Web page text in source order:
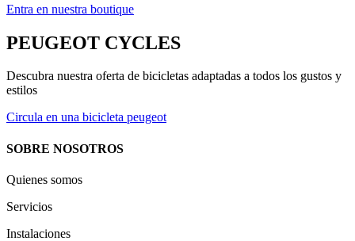
31
Entra en nuestra boutique
PEUGEOT CYCLES
Descubra nuestra oferta de bicicletas adaptadas a todos los gustos y
estilos
Circula en una bicicleta peugeot
SOBRE NOSOTROS
Quienes somos
Servicios
Instalaciones